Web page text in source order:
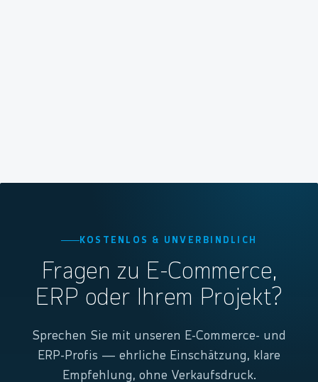
KOSTENLOS & UNVERBINDLICH
Fragen zu E-Commerce,
ERP oder Ihrem Projekt?
Sprechen Sie mit unseren E-Commerce- und
ERP-Profis — ehrliche Einschätzung, klare
Empfehlung, ohne Verkaufsdruck.